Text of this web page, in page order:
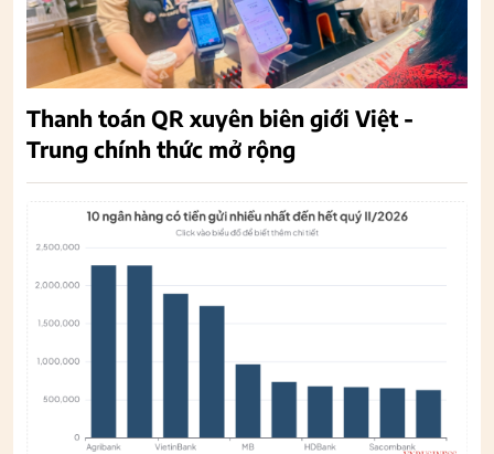
Thanh toán QR xuyên biên giới Việt -
Trung chính thức mở rộng